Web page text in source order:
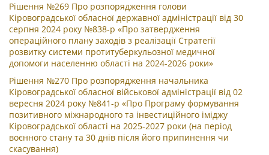
Рішення №269 Про розпорядження голови
Кіровоградської обласної державної адміністрації від 30
серпня 2024 року №838-р «Про затвердження
операційного плану заходів з реалізації Стратегії
розвитку системи протитуберкульозної медичної
допомоги населенню області на 2024-2026 роки»
Рішення №270 Про розпорядження начальника
Кіровоградської обласної військової адміністрації від 02
вересня 2024 року №841-р «Про Програму формування
позитивного міжнародного та інвестиційного іміджу
Кіровоградської області на 2025-2027 роки (на період
воєнного стану та 30 днів після його припинення чи
скасування)